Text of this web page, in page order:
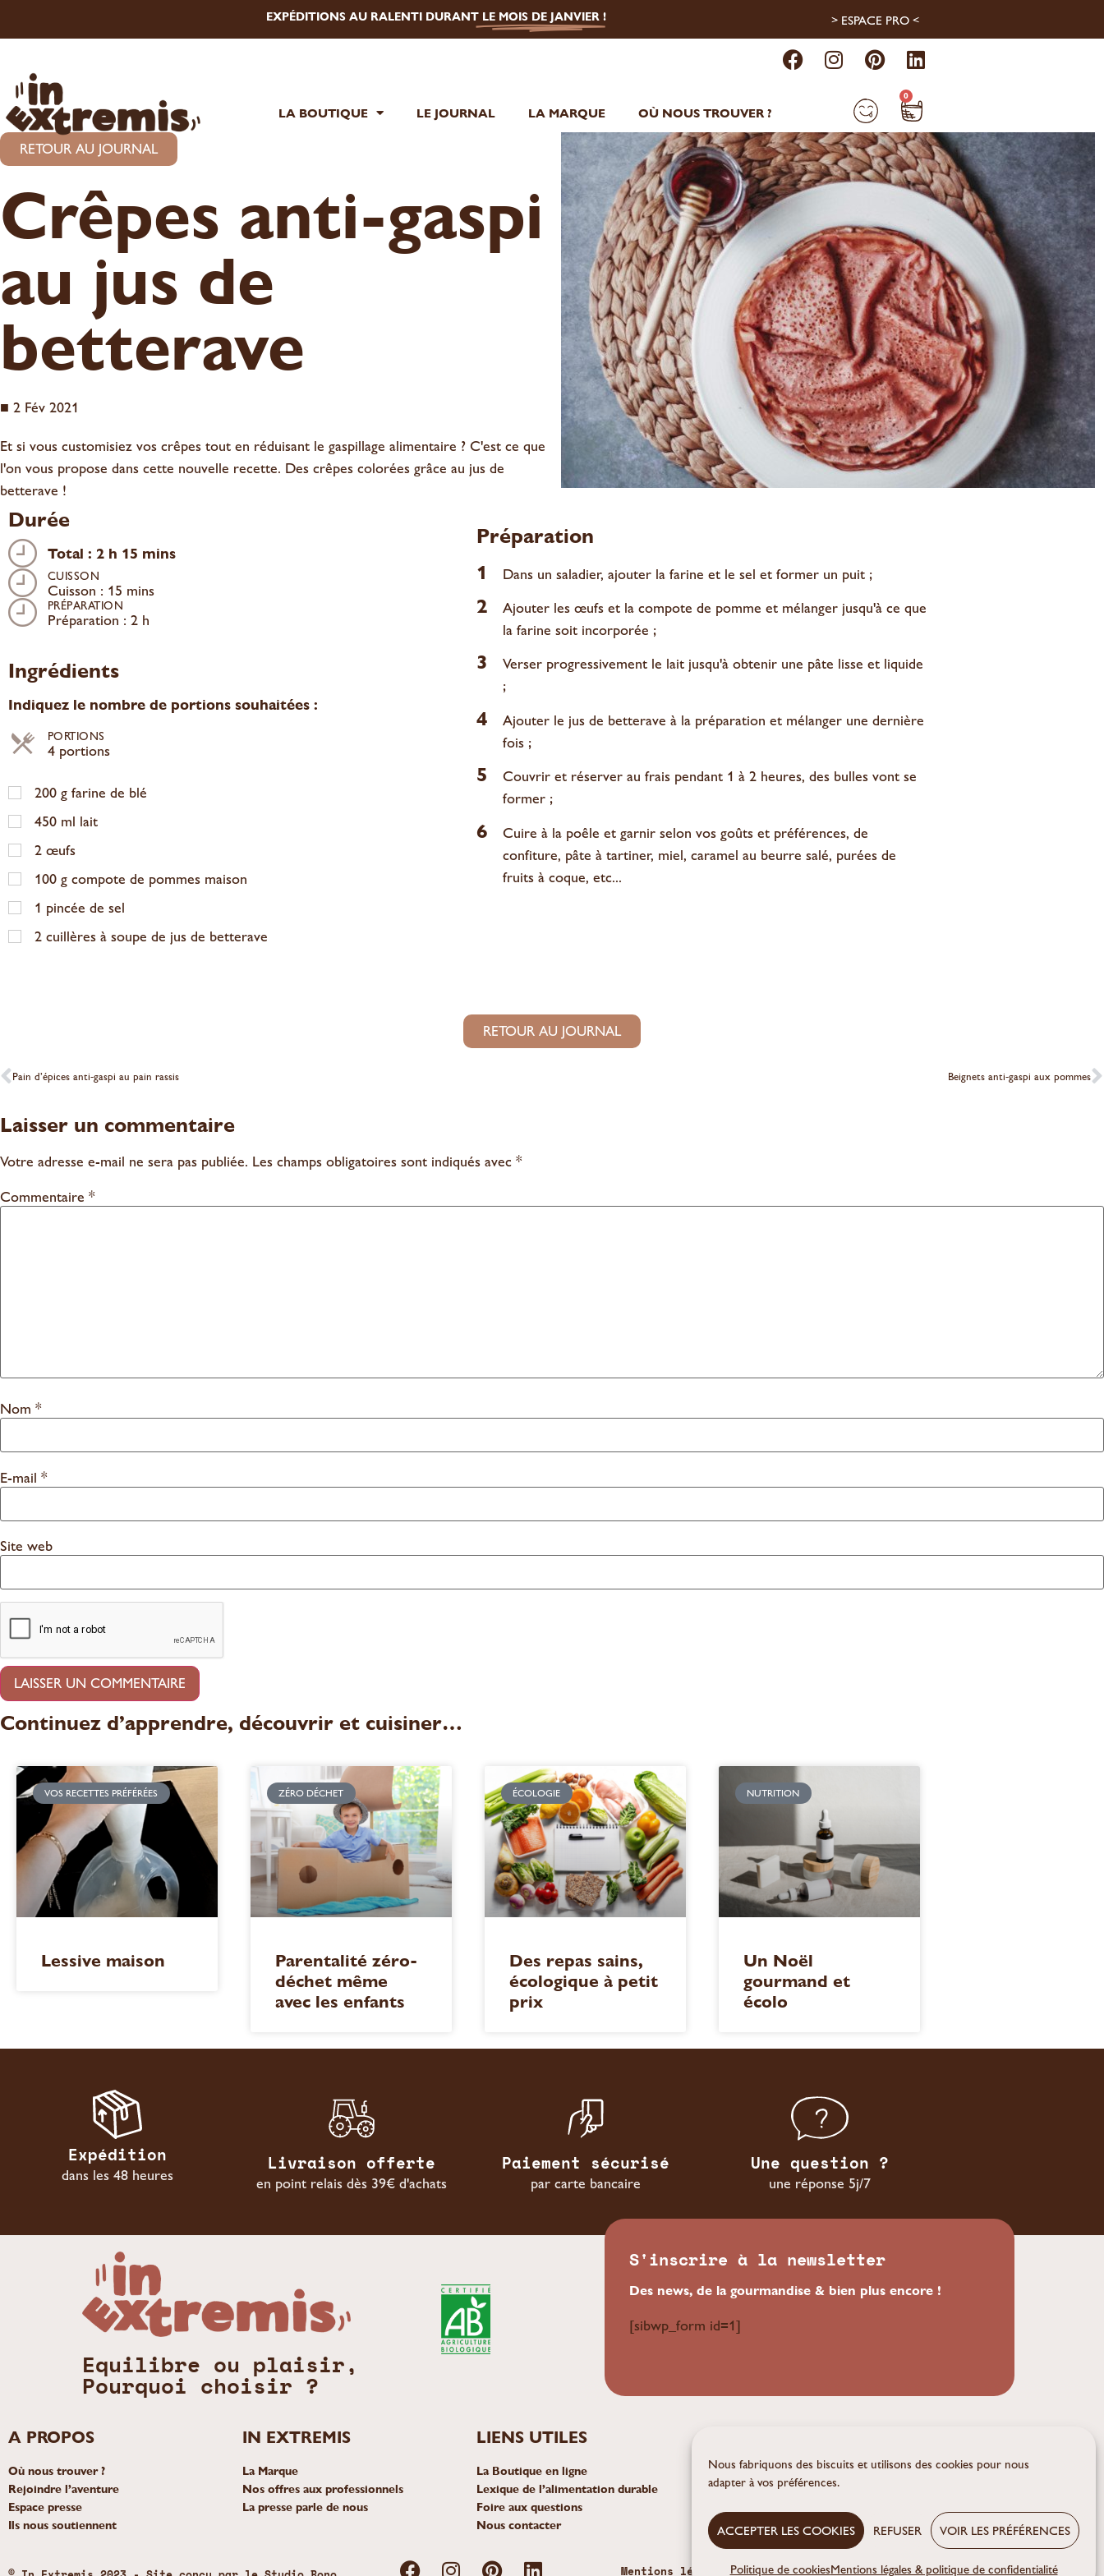
Nous fabriquons des biscuits et utilisons des cookies pour nous
adapter à vos préférences.
ACCEPTER LES COOKIES REFUSER VOIR LES PRÉFÉRENCES
Politique de cookiesMentions légales & politique de confidentialité
EXPÉDITIONS AU RALENTI DURANT LE MOIS DE JANVIER ! > ESPACE PRO <
LA BOUTIQUE LE JOURNAL LA MARQUE OÙ NOUS TROUVER ?
0
RETOUR AU JOURNAL
Crêpes anti-gaspi
au jus de
betterave
■ 2 Fév 2021
Et si vous customisiez vos crêpes tout en réduisant le gaspillage alimentaire ? C'est ce que
l'on vous propose dans cette nouvelle recette. Des crêpes colorées grâce au jus de
betterave !
Durée
Total : 2 h 15 mins
CUISSON
Cuisson : 15 mins
PRÉPARATION
Préparation : 2 h
Ingrédients
Indiquez le nombre de portions souhaitées :
PORTIONS
4 portions
200 g farine de blé
450 ml lait
2 œufs
100 g compote de pommes maison
1 pincée de sel
2 cuillères à soupe de jus de betterave
Préparation
1 Dans un saladier, ajouter la farine et le sel et former un puit ;
2
Ajouter les œufs et la compote de pomme et mélanger jusqu'à ce que
la farine soit incorporée ;
3
Verser progressivement le lait jusqu'à obtenir une pâte lisse et liquide
;
4
Ajouter le jus de betterave à la préparation et mélanger une dernière
fois ;
5
Couvrir et réserver au frais pendant 1 à 2 heures, des bulles vont se
former ;
6
Cuire à la poêle et garnir selon vos goûts et préférences, de
confiture, pâte à tartiner, miel, caramel au beurre salé, purées de
fruits à coque, etc...
RETOUR AU JOURNAL
Pain d’épices anti-gaspi au pain rassis Beignets anti-gaspi aux pommes
Laisser un commentaire
Votre adresse e-mail ne sera pas publiée. Les champs obligatoires sont indiqués avec *
Commentaire *
Nom *
E-mail *
Site web
Continuez d’apprendre, découvrir et cuisiner…
VOS RECETTES PRÉFÉRÉES
Lessive maison
ZÉRO DÉCHET
Parentalité zéro-
déchet même
avec les enfants
ÉCOLOGIE
Des repas sains,
écologique à petit
prix
NUTRITION
Un Noël
gourmand et
écolo
Expédition
dans les 48 heures
Livraison offerte
en point relais dès 39€ d'achats
Paiement sécurisé
par carte bancaire
Une question ?
une réponse 5j/7
Equilibre ou plaisir,
Pourquoi choisir ?
S'inscrire à la newsletter
Des news, de la gourmandise & bien plus encore !
[sibwp_form id=1]
A PROPOS
Où nous trouver ?
Rejoindre l’aventure
Espace presse
Ils nous soutiennent
IN EXTREMIS
La Marque
Nos offres aux professionnels
La presse parle de nous
LIENS UTILES
La Boutique en ligne
Lexique de l’alimentation durable
Foire aux questions
Nous contacter
bonjour(at)inextremis-antigaspi.fr
Mentions légales CGV Cookies